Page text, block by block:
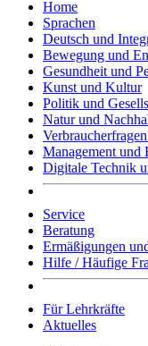
Home
Sprachen
Deutsch und
Bewegung und
Gesundheit und
Kunst und Kultur
Politik und
Natur und
Management und
Digitale Technik
Service
Beratung
Ermäßigungen
Hilfe / Häufige
Für Lehrkräfte
Aktuelles